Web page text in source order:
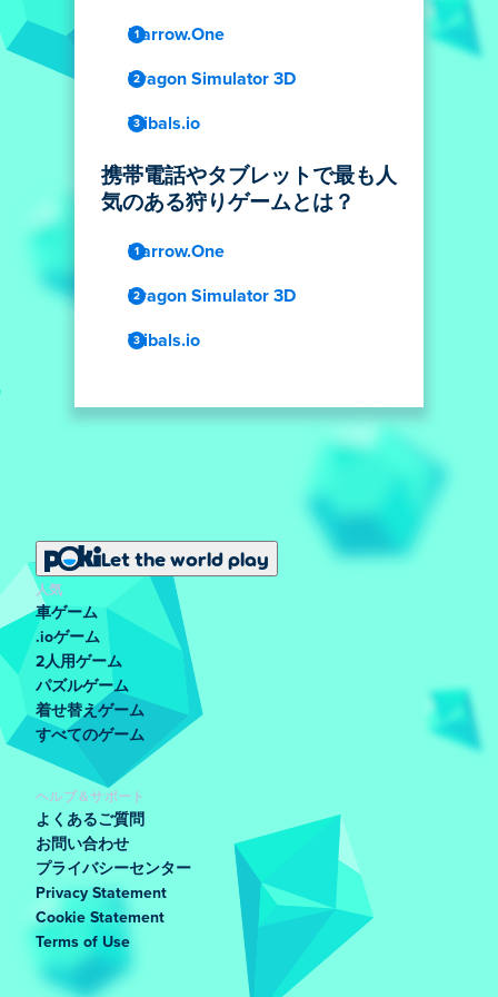
Narrow.One
Dragon Simulator 3D
Tribals.io
携帯電話やタブレットで最も人
気のある狩りゲームとは？
Narrow.One
Dragon Simulator 3D
Tribals.io
Let the world play
人気
車ゲーム
.ioゲーム
2人用ゲーム
パズルゲーム
着せ替えゲーム
すべてのゲーム
ヘルプ＆サポート
よくあるご質問
お問い合わせ
プライバシーセンター
Privacy Statement
Cookie Statement
Terms of Use